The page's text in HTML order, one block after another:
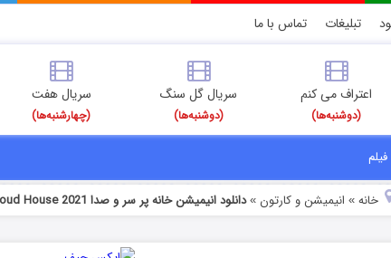
تبلیغات تماس با ما
اعتراف می کنم
(دوشنبه‌ها)
سریال گل سنگ
(دوشنبه‌ها)
سریال هفت
(چهارشنبه‌ها)
خانه» انیمیشن و کارتون »دانلود انیمیشن خانه پر سر و صدا The Loud House 2021